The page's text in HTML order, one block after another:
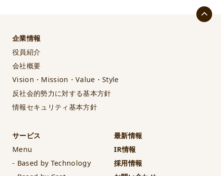
企業情報
役員紹介
会社概要
Vision・Mission・Value・Style
反社会的勢力に対する基本方針
情報セキュリティ基本方針
サービス
Menu
- Based by Technology
最新情報
IR情報
採用情報